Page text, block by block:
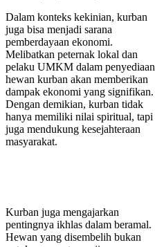
Dalam konteks kekinian, kurban
juga bisa menjadi sarana
pemberdayaan ekonomi.
Melibatkan peternak lokal dan
pelaku UMKM dalam penyediaan
hewan kurban akan memberikan
dampak ekonomi yang signifikan.
Dengan demikian, kurban tidak
hanya memiliki nilai spiritual, tapi
juga mendukung kesejahteraan
masyarakat.
Kurban juga mengajarkan
pentingnya ikhlas dalam beramal.
Hewan yang disembelih bukan